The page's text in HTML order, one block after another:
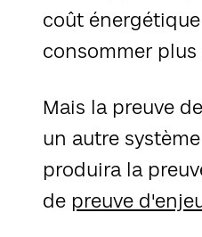
coût
consommer plus
Mais la preuve
un autre
produira la
de preuve